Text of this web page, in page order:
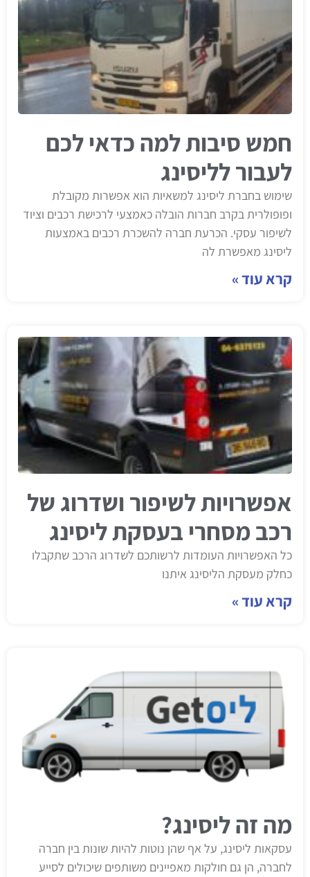
חמש סיבות למה כדאי לכם
לעבור לליסינג
שימוש בחברת ליסינג למשאיות הוא אפשרות מקובלת
ופופולרית בקרב חברות הובלה כאמצעי לרכישת רכבים וציוד
לשיפור עסקי. הכרעת חברה להשכרת רכבים באמצעות
ליסינג מאפשרת לה
קרא עוד »
אפשרויות לשיפור ושדרוג של
רכב מסחרי בעסקת ליסינג
כל האפשרויות העומדות לרשותכם לשדרוג הרכב שתקבלו
כחלק מעסקת הליסינג איתנו
קרא עוד »
מה זה ליסינג?
עסקאות ליסינג, על אף שהן נוטות להיות שונות בין חברה
לחברה, הן גם חולקות מאפיינים משותפים שיכולים לסייע